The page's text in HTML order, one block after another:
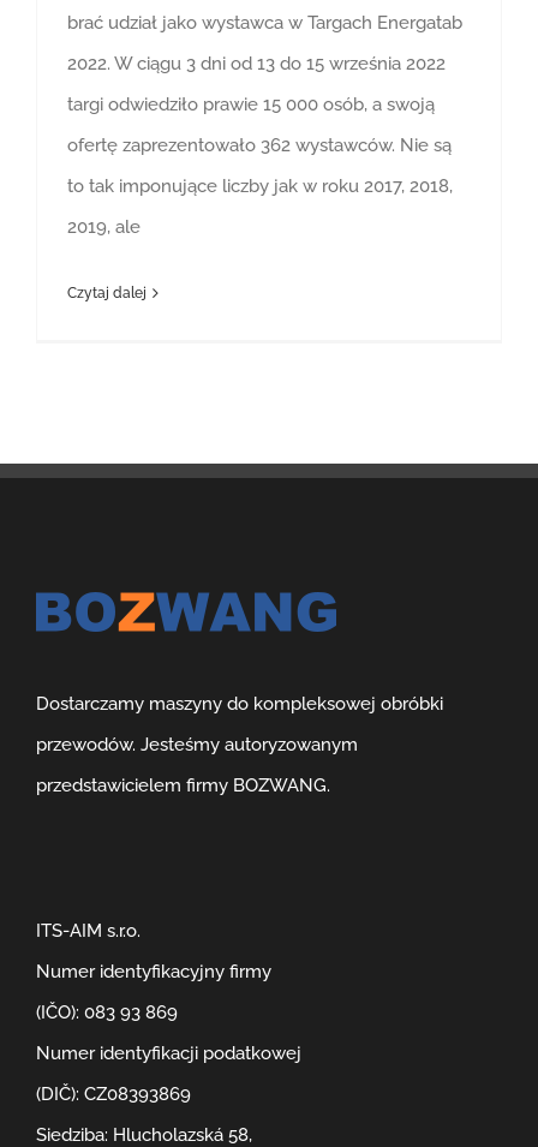
brać udział jako wystawca w Targach Energatab
2022. W ciągu 3 dni od 13 do 15 września 2022
targi odwiedziło prawie 15 000 osób, a swoją
ofertę zaprezentowało 362 wystawców. Nie są
to tak imponujące liczby jak w roku 2017, 2018,
2019, ale
Czytaj dalej
Dostarczamy maszyny do kompleksowej obróbki
przewodów. Jesteśmy autoryzowanym
przedstawicielem firmy BOZWANG.
ITS-AIM s.r.o.
Numer identyfikacyjny firmy
(IČO): 083 93 869
Numer identyfikacji podatkowej
(DIČ): CZ08393869
Siedziba: Hlucholazská 58,